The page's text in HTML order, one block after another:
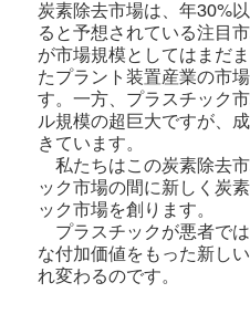
炭素除去市場は、年30%
ると予想されている注目
が市場規模としてはまだ
たプラント装置産業の市
す。一方、プラスチック
ル規模の超巨大ですが、
きています。
私たちはこの炭素除去
ック市場の間に新しく炭
ック市場を創ります。
プラスチックが悪者で
な付加価値をもった新し
れ変わるのです。